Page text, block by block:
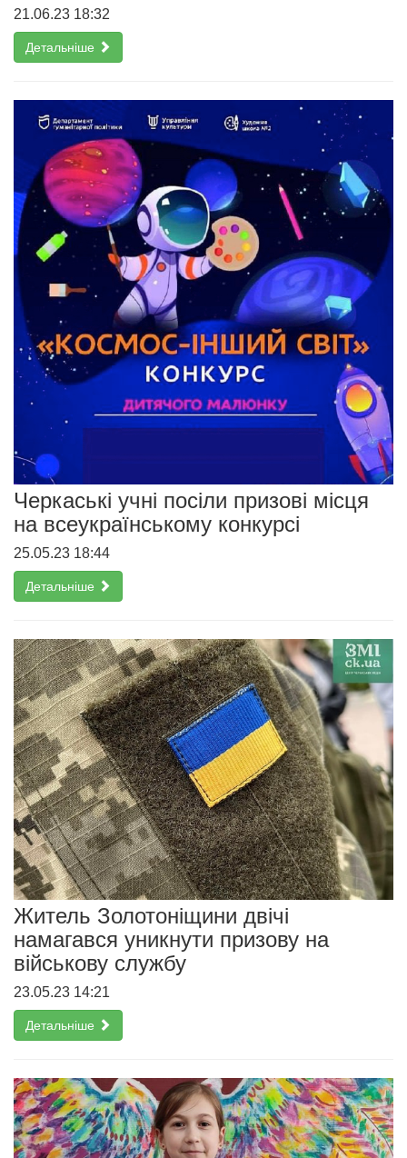
21.06.23 18:32
Детальніше
Черкаські учні посіли призові місця
на всеукраїнському конкурсі
25.05.23 18:44
Детальніше
Житель Золотоніщини двічі
намагався уникнути призову на
військову службу
23.05.23 14:21
Детальніше